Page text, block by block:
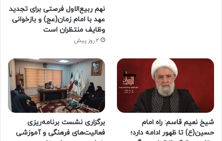
نهم ربیع‌الاول فرصتی برای تجدید
عهد با امام زمان(عج) و بازخوانی
وظایف منتظران است
2 روز پیش
شیخ نعیم قاسم: راه امام
حسین(ع) تا ظهور ادامه دارد؛
برگزاری نشست برنامه‌ریزی
فعالیت‌های فرهنگی و آموزشی